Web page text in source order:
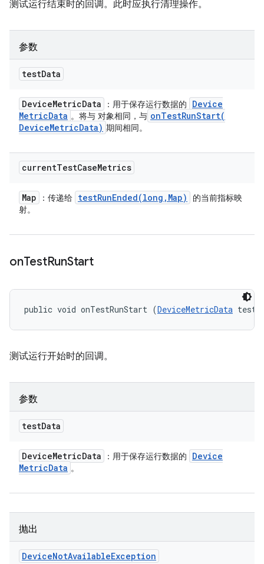
测试运行结束时的回调。此时应执行清理操作。
参数
testData
DeviceMetricData ：用于保存运行数据的
Device
MetricData 。将与 对象相同，与 onTestRunStart(
DeviceMetricData) 期间相同。
currentTestCaseMetrics
Map ：传递给 testRunEnded(long , Map)
的当前指标映
射。
onTestRunStart
public void onTestRunStart (DeviceMetricData
测试运行开始时的回调。
参数
testData
DeviceMetricData ：用于保存运行数据的
Device
MetricData 。
抛出
DeviceNotAvailableException